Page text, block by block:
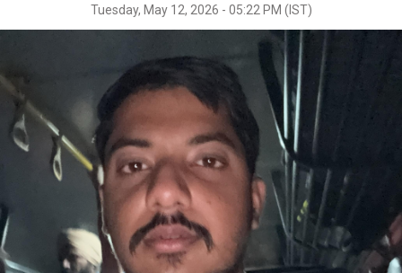
Tuesday, May 12, 2026 - 05:22 PM (IST)